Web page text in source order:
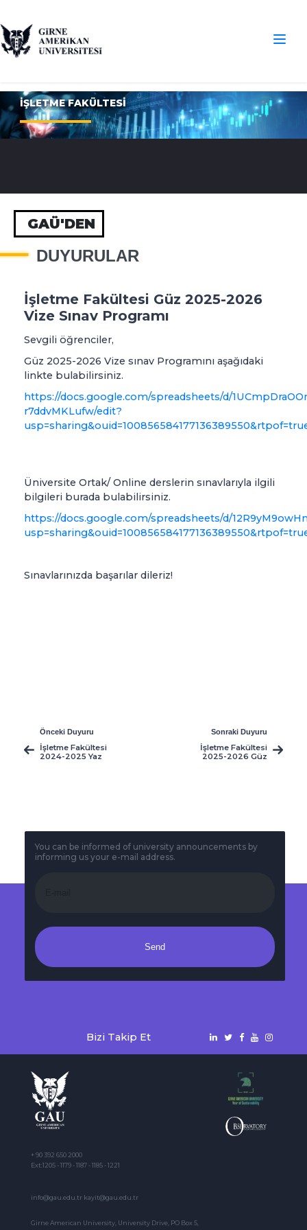
İŞLETME FAKÜLTESİ
GAÜ'DEN
DUYURULAR
İşletme Fakültesi Güz 2025-2026
Vize Sınav Programı
Sevgili öğrenciler,
Güz 2025-2026 Vize sınav Programını aşağıdaki
linkte bulabilirsiniz.
https://docs.google.com/spreadsheets/d/
r7ddvMKLufw/edit?
Üniversite Ortak/ Online derslerin sınavlarıyla ilgili
bilgileri burada bulabilirsiniz.
https://docs.google.com/spreadsheets/d/
Sınavlarınızda başarılar dileriz!
Önceki Duyuru
İşletme Fakültesi
2024-2025 Yaz
Sonraki Duyuru
İşletme Fakültesi
2025-2026 Güz
You can be informed of university announcements by
informing us your e-mail address.
Send
Bizi Takip Et
+ 90 392 650 2000
Ext:1205 - 1179 - 1187 - 1185 - 1221
info@gau.edu.tr kayit@gau.edu.tr
Girne American University, University Drive, PO Box 5,